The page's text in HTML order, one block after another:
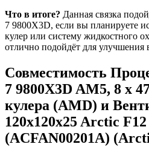
Что в итоге? Данная связка
7 9800X3D, если вы планируете
кулер или систему жидкостного
отлично подойдёт для улучшения
Совместимость
7 9800X3D AM5, 8 x
кулера (AMD) и
120x120x25 Arctic
(ACFAN00201A)